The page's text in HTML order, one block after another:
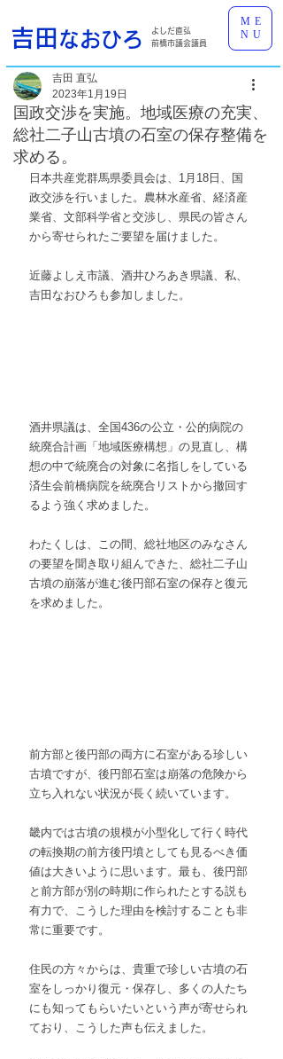
ME
NU
吉田 なおひろ
よしだ直弘
前橋市議会議員
国政交渉を実施。地域医療の充実、
総社二子山古墳の石室の保存整備を
求める。
吉田 直弘
2023年1月19日
日本共産党群馬県委員会は、1月18日、国
政交渉を行いました。農林水産省、経済産
業省、文部科学省と交渉し、県民の皆さん
から寄せられたご要望を届けました。
近藤よしえ市議、酒井ひろあき県議、私、
吉田なおひろも参加しました。
酒井県議は、全国436の公立・公的病院の
統廃合計画「地域医療構想」の見直し、構
想の中で統廃合の対象に名指しをしている
済生会前橋病院を統廃合リストから撤回す
るよう強く求めました。
わたくしは、この間、総社地区のみなさん
の要望を聞き取り組んできた、総社二子山
古墳の崩落が進む後円部石室の保存と復元
を求めました。
前方部と後円部の両方に石室がある珍しい
古墳ですが、後円部石室は崩落の危険から
立ち入れない状況が長く続いています。
畿内では古墳の規模が小型化して行く時代
の転換期の前方後円墳としても見るべき価
値は大きいように思います。最も、後円部
と前方部が別の時期に作られたとする説も
有力で、こうした理由を検討することも非
常に重要です。
住民の方々からは、貴重で珍しい古墳の石
室をしっかり復元・保存し、多くの人たち
にも知ってもらいたいという声が寄せられ
ており、こうした声も伝えました。